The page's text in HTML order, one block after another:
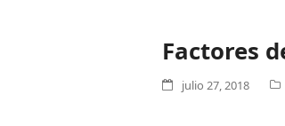
Factores
julio 27, 2018